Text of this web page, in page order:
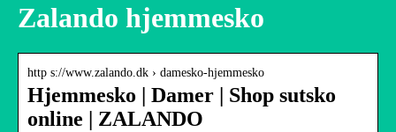
Zalando hjemmesko
http s://www.zalando.dk › damesko-hjemmesko
Hjemmesko | Damer | Shop sutsko
online | ZALANDO